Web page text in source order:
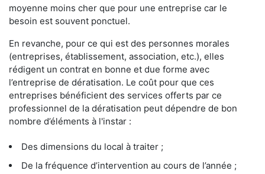
moyenne moins cher que pour une entreprise car le
besoin est souvent ponctuel.
En revanche, pour ce qui est des personnes morales
(entreprises, établissement, association, etc.), elles
rédigent un contrat en bonne et due forme avec
l’entreprise de dératisation. Le coût pour que ces
entreprises bénéficient des services offerts par ce
professionnel de la dératisation peut dépendre de bon
nombre d’éléments à l'instar :
Des dimensions du local à traiter ;
De la fréquence d’intervention au cours de l’année ;